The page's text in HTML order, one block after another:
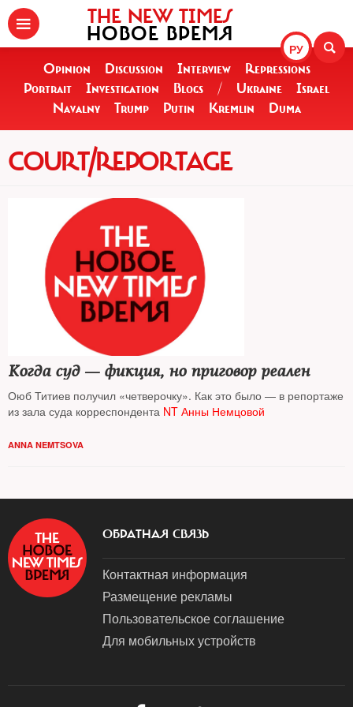
РУ
THE NEW TIMES
НОВОЕ ВРЕМЯ
Opinion Discussion Interview
Repressions
Portrait
Investigation Blogs / Ukraine
Israel
Navalny
Trump Putin Kremlin Duma
COURT/REPORTAGE
Когда суд — фикция, но приговор реален
Оюб Титиев получил «четверочку». Как это было — в репортаже
из зала суда корреспондента NT Анны Немцовой
ANNA NEMTSOVA
ОБРАТНАЯ СВЯЗЬ
Контактная информация
Размещение рекламы
Пользовательское соглашение
Для мобильных устройств